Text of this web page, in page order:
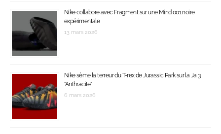
Nike collabore avec Fragment sur une Mind 001 noire
expérimentale
13 mars 2026
Nike sème la terreur du T-rex de Jurassic Park sur la Ja 3
‘’Anthracite’’
6 mars 2026